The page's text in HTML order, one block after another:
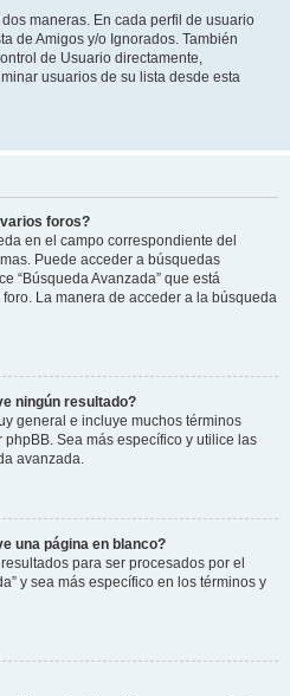
maneras. En cada perfil de usuario
de Amigos y/o Ignorados. También
de Usuario directamente,
usuarios de su lista desde esta
foros?
en el campo correspondiente del
Puede acceder a búsquedas
“Búsqueda Avanzada” que está
La manera de acceder a la búsqueda
ningún resultado?
general e incluye muchos términos
Sea más específico y utilice las
avanzada.
una página en blanco?
para ser procesados por el
y sea más específico en los términos y